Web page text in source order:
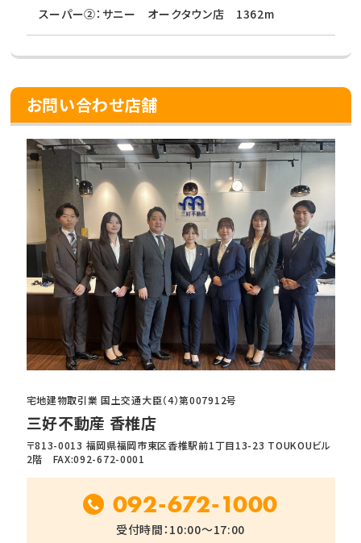
スーパー②：サニー オークタウン店 1362m
お問い合わせ店舗
宅地建物取引業 国土交通大臣（4）第007912号
三好不動産 香椎店
〒813-0013 福岡県福岡市東区香椎駅前1丁目13-23 TOUKOUビル
2階 FAX:092-672-0001
092-672-1000
受付時間：10:00～17:00